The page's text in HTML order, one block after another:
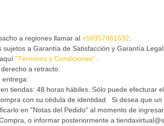
a regiones llamar al +56957881632.
sujetos a Garantía de Satisfacción y Garantía
"Términos y Condiciones".
a retracto.
entrega:
tiendas: 48 horas hábiles. Sólo puede efecturar
con su cédula de identidad. Si desea que
en "Notas del Pedido" al momento de
o informar posteriormente a